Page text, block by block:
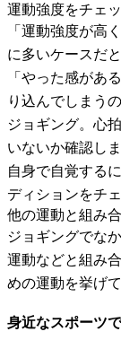
運動強度をチェ
「運動強度が高
に多いケースだ
「やった感があ
り込んでしまう
ジョギング。心
いないか確認しま
自身で自覚する
ディションをチ
他の運動と組み
ジョギングでな
運動などと組み
めの運動を挙げて
身近なスポーツ